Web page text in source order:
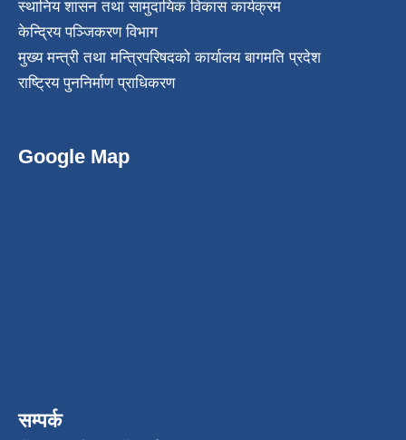
स्थानिय शासन तथा सामुदायिक विकास कार्यक्रम
केन्द्रिय पञ्जिकरण विभाग
मुख्य मन्त्री तथा मन्त्रिपरिषदको कार्यालय बागमति प्रदेश
राष्ट्रिय पुननिर्माण प्राधिकरण
Google Map
सम्पर्क